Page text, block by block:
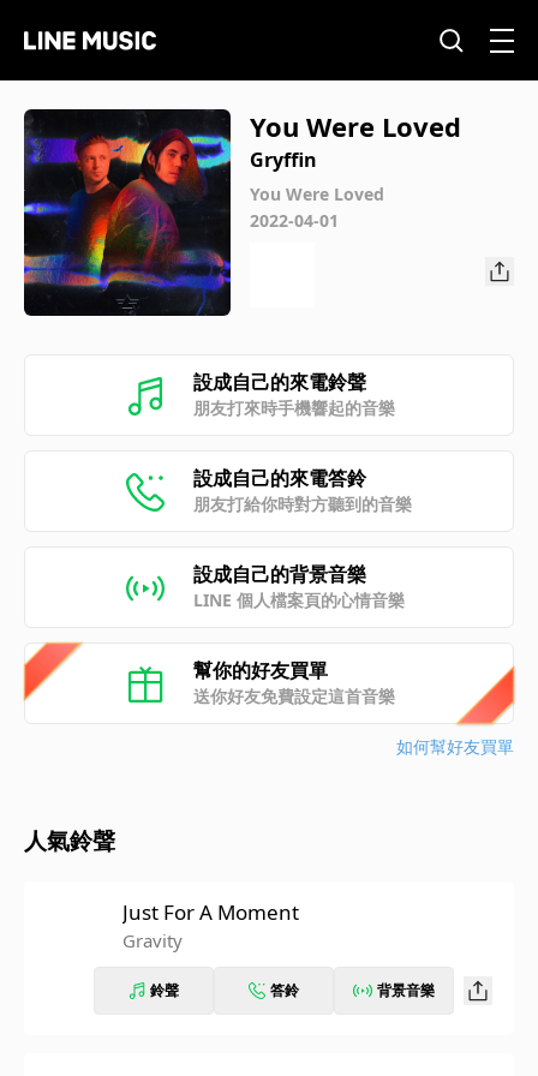
You Were Loved
Gryffin
You Were Loved
2022-04-01
設成自己的來電鈴聲
朋友打來時手機響起的音樂
設成自己的來電答鈴
朋友打給你時對方聽到的音樂
設成自己的背景音樂
LINE 個人檔案頁的心情音樂
幫你的好友買單
送你好友免費設定這首音樂
如何幫好友買單
人氣鈴聲
Just For A Moment
Gravity
鈴聲 答鈴 背景音樂